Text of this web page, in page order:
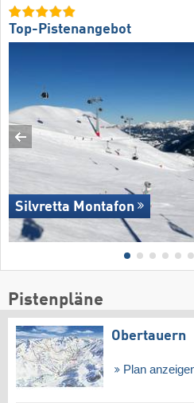
Top-Pistenangebot
Silvretta Montafon
Pistenpläne
Obertauern
Plan